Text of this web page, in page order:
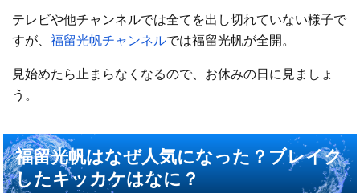
テレビや他チャンネルでは全てを出し切れていない様子で
すが、福留光帆チャンネルでは福留光帆が全開。
見始めたら止まらなくなるので、お休みの日に見ましょ
う。
福留光帆はなぜ人気になった？ブレイク
したキッカケはなに？